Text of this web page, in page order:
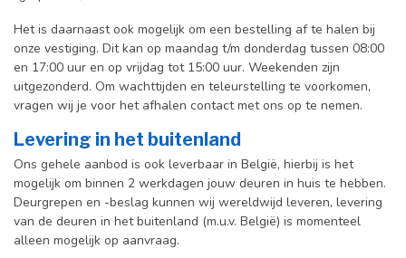
Het is daarnaast ook mogelijk om een bestelling af te halen bij
onze vestiging. Dit kan op maandag t/m donderdag tussen 08:00
en 17:00 uur en op vrijdag tot 15:00 uur. Weekenden zijn
uitgezonderd. Om wachttijden en teleurstelling te voorkomen,
vragen wij je voor het afhalen contact met ons op te nemen.
Levering in het buitenland
Ons gehele aanbod is ook leverbaar in België, hierbij is het
mogelijk om binnen 2 werkdagen jouw deuren in huis te hebben.
Deurgrepen en -beslag kunnen wij wereldwijd leveren, levering
van de deuren in het buitenland (m.u.v. België) is momenteel
alleen mogelijk op aanvraag.